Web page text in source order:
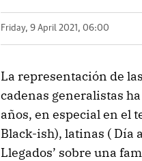
Friday, 9 April 2021, 06:00
La representación de
cadenas generalistas
años, en especial en el
Black-ish), latinas ( Día
Llegados’ sobre una